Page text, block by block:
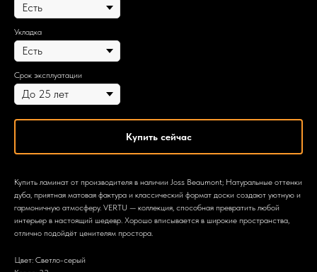
Укладка
Срок эксплуатации
Купить сейчас
Купить ламинат от производителя в наличии Joss Beaumont; Натуральные оттенки
дуба, приятная матовая фактура и классический формат доски создают уютную и
гармоничную атмосферу. VERTU — коллекция, способная превратить любой
интерьер в настоящий шедевр. Хорошо вписывается в широкие пространства,
отлично подойдёт ценителям простора.
Цвет: Светло-серый